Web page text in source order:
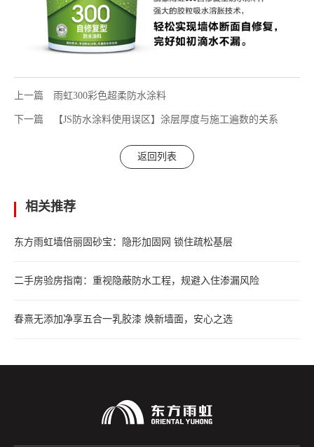
上一篇 雨虹300彩色超柔防水涂料
下一篇 【JS防水涂料使用误区】涂层厚度与施工遍数的关系
返回列表
相关推荐
东方雨虹墙倍丽固砂宝：隐形加固网 锁住疏松基层
二手房验房指南：重视隐蔽防水工程，规避入住渗漏风险
春熹无添加净享五合一乳胶漆 焕新墙面，安心之选